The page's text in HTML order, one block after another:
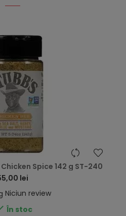
Spice 142 g ST-240
lei
Niciun review
În stoc